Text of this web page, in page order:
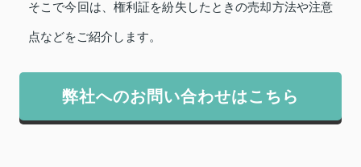
そこで今回は、権利証を紛失したときの売却方法や注意
点などをご紹介します。
弊社へのお問い合わせはこちら